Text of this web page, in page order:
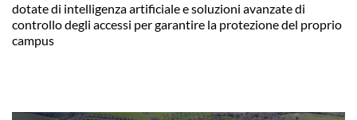
dotate di intelligenza artificiale e soluzioni avanzate di
controllo degli accessi per garantire la protezione del proprio
campus